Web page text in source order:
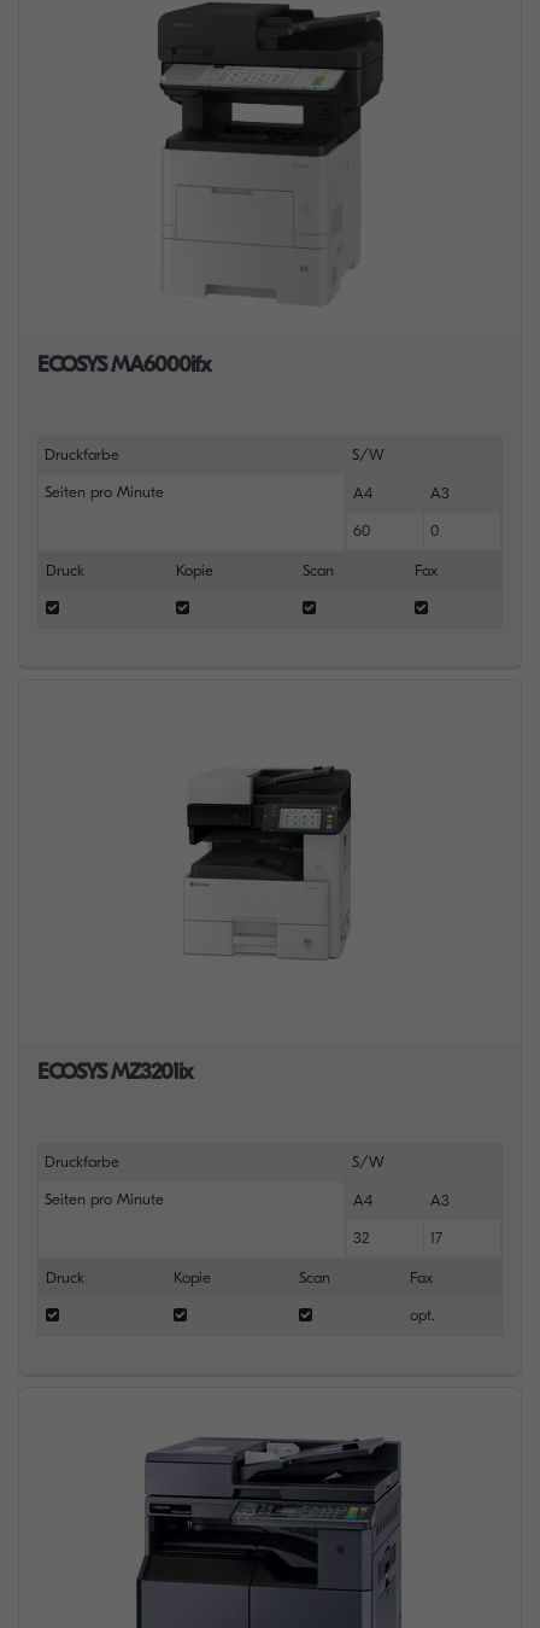
ECOSYS MA6000ifx
Druckfarbe S/W
Seiten pro Minute A4 A3
60 0
Druck Kopie Scan Fax
ECOSYS MZ3201ix
Druckfarbe S/W
Seiten pro Minute A4 A3
32 17
Druck Kopie Scan Fax
opt.